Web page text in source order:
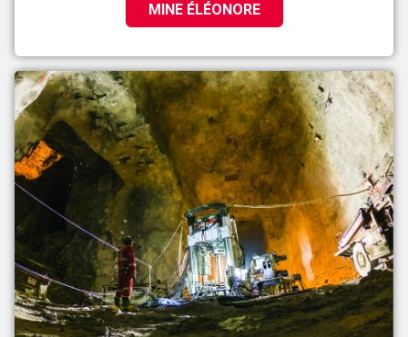
MINE ÉLÉONORE